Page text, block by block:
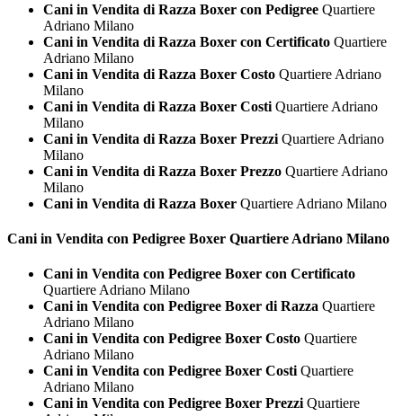
Cani in Vendita di Razza Boxer con Pedigree Quartiere
Adriano Milano
Cani in Vendita di Razza Boxer con Certificato Quartiere
Adriano Milano
Cani in Vendita di Razza Boxer Costo Quartiere Adriano
Milano
Cani in Vendita di Razza Boxer Costi Quartiere Adriano
Milano
Cani in Vendita di Razza Boxer Prezzi Quartiere Adriano
Milano
Cani in Vendita di Razza Boxer Prezzo Quartiere Adriano
Milano
Cani in Vendita di Razza Boxer Quartiere Adriano Milano
Cani in Vendita con Pedigree Boxer Quartiere Adriano Milano
Cani in Vendita con Pedigree Boxer con Certificato
Quartiere Adriano Milano
Cani in Vendita con Pedigree Boxer di Razza Quartiere
Adriano Milano
Cani in Vendita con Pedigree Boxer Costo Quartiere
Adriano Milano
Cani in Vendita con Pedigree Boxer Costi Quartiere
Adriano Milano
Cani in Vendita con Pedigree Boxer Prezzi Quartiere